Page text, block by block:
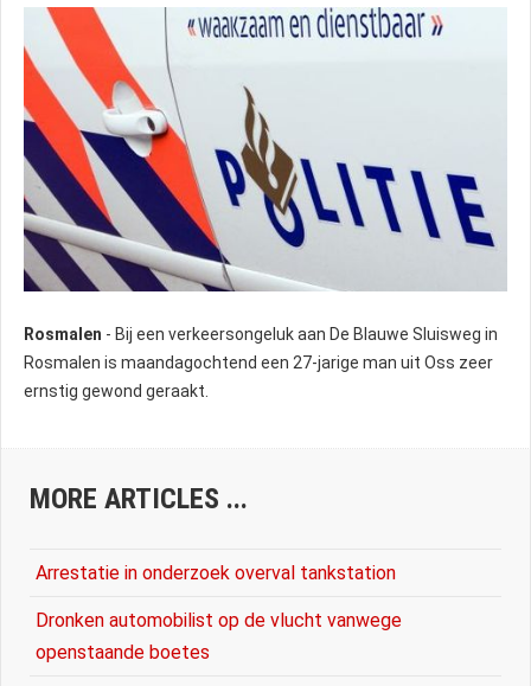
Rosmalen - Bij een verkeersongeluk aan De Blauwe Sluisweg in
Rosmalen is maandagochtend een 27-jarige man uit Oss zeer
ernstig gewond geraakt.
MORE ARTICLES ...
Arrestatie in onderzoek overval tankstation
Dronken automobilist op de vlucht vanwege
openstaande boetes